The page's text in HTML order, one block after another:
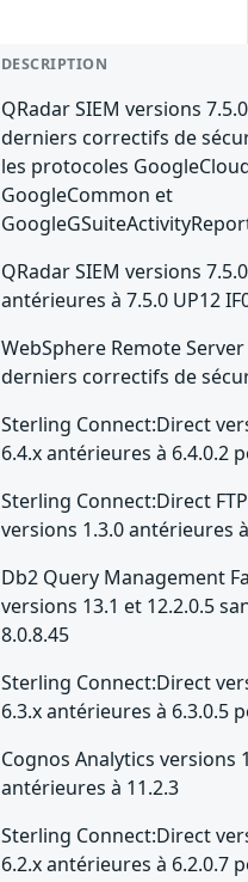
DESCRIPTION
QRadar SIEM versions
derniers correctifs de
les protocoles
GoogleCommon et
QRadar SIEM versions 7.5.0
antérieures à 7.5.0 UP12
WebSphere Remote
derniers correctifs de
Sterling Connect:Direct
6.4.x antérieures à 6.4.0.2
Sterling Connect:Direct
versions 1.3.0 antérieures
Db2 Query Management
versions 13.1 et 12.2.0.5
8.0.8.45
Sterling Connect:Direct
6.3.x antérieures à 6.3.0.5
Cognos Analytics versions
antérieures à 11.2.3
Sterling Connect:Direct
6.2.x antérieures à 6.2.0.7